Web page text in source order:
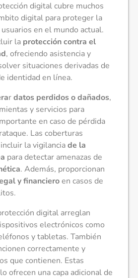
digital cubre muchos
digital para proteger la
en el mundo actual.
la protección contra el
, ofreciendo asistencia y
situaciones derivadas de
identidad en línea.
rdatos perdidos o dañados,
y servicios para
en caso de pérdida
Las coberturas
la vigilanciade la
para detectar amenazas de
. Además, proporcionan
y financieroen casos de
digital arreglan
electrónicos como
y tabletas. También
correctamente y
que contienen. Estas
ofrecen una capa adicional de